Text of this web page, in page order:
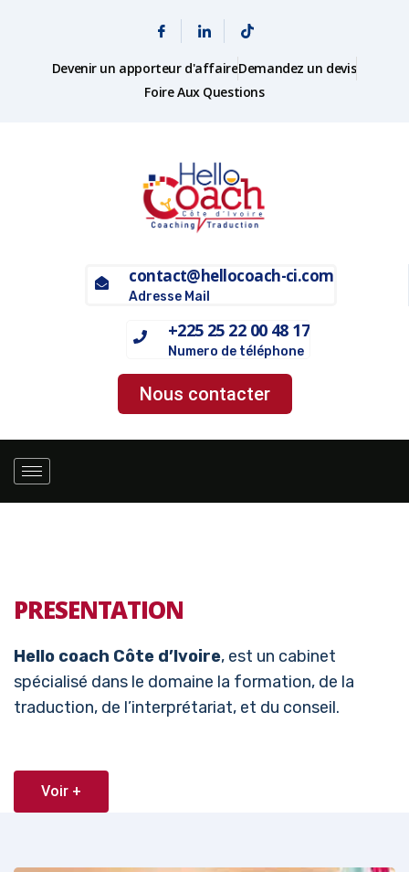
Devenir un apporteur d'affaireDemandez un devis
Foire Aux Questions
contact@hellocoach-ci.com
Adresse Mail
+225 25 22 00 48 17
Numero de téléphone
Nous contacter
PRESENTATION
Hello coach Côte d’Ivoire, est un cabinet
spécialisé dans le domaine la formation, de la
traduction, de l’interprétariat, et du conseil.
Voir +